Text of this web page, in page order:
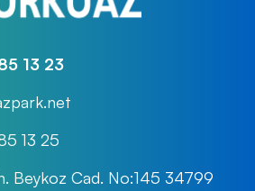
13 23
13 25
Beykoz Cad. No:145 34799